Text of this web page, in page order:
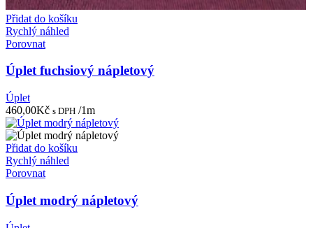
Přidat do košíku
Rychlý náhled
Porovnat
Úplet fuchsiový nápletový
Úplet
460,00Kč s DPH /1m
Přidat do košíku
Rychlý náhled
Porovnat
Úplet modrý nápletový